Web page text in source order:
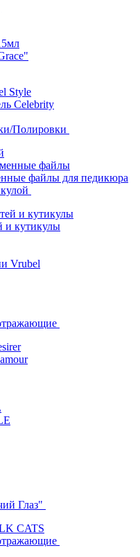
Style
Celebrity
Полировки
файлы
файлы для педикюра
и кутикулы
и кутикулы
Vrubel
Глаз"
CATS